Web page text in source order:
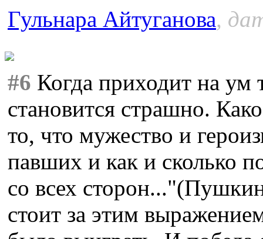
Гульнара Айтуганова,
#6 Когда приходит на ум
становится страшно.
то, что мужество и
павших и как и сколько
со всех
стоит за этим